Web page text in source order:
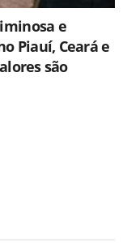
e
Piauí, Ceará e
são